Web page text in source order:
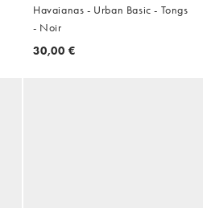
Havaianas - Urban Basic - Tongs
- Noir
30,00 €